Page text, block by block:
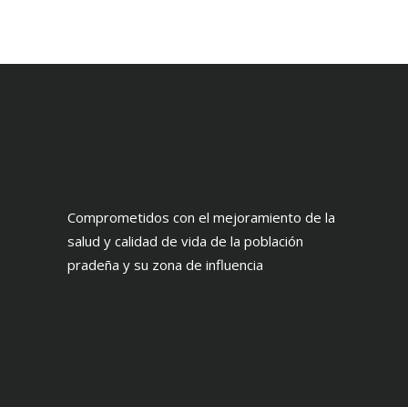
Comprometidos con el mejoramiento de la
salud y calidad de vida de la población
pradeña y su zona de influencia